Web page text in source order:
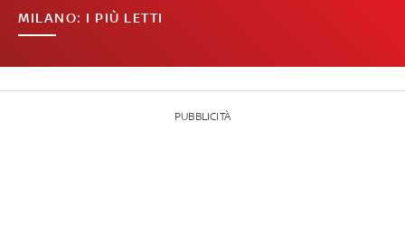
MILANO: I PIÙ LETTI
PUBBLICITÀ